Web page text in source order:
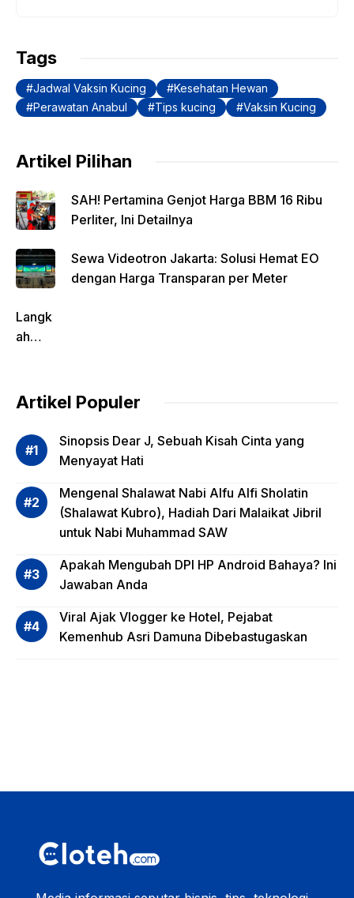
o
o
k
p k
Tags
Jadwal Vaksin Kucing
Kesehatan Hewan
Perawatan Anabul
Tips kucing Vaksin Kucing
Artikel Pilihan
SAH! Pertamina Genjot Harga BBM 16 Ribu
Perliter, Ini Detailnya
Sewa Videotron Jakarta: Solusi Hemat EO
dengan Harga Transparan per Meter
Langk
ah
dalam
si
Risiko
asi
Reksa
Saja?
Artikel Populer
Sinopsis Dear J, Sebuah Kisah Cinta yang
Menyayat Hati
Mengenal Shalawat Nabi Alfu Alfi Sholatin
(Shalawat Kubro), Hadiah Dari Malaikat Jibril
untuk Nabi Muhammad SAW
Apakah Mengubah DPI HP Android Bahaya? Ini
Jawaban Anda
Viral Ajak Vlogger ke Hotel, Pejabat
Kemenhub Asri Damuna Dibebastugaskan